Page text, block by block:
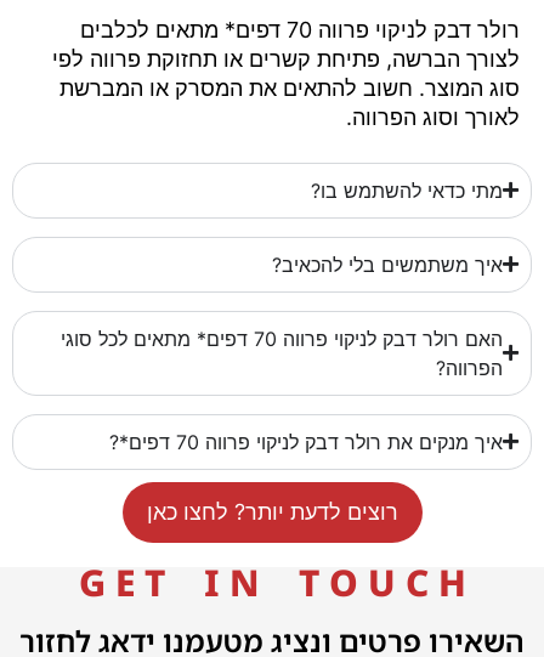
רולר דבק לניקוי פרווה 70 דפים* מתאים לכלבים
לצורך הברשה, פתיחת קשרים או תחזוקת פרווה לפי
סוג המוצר. חשוב להתאים את המסרק או המברשת
לאורך וסוג הפרווה.
מתי כדאי להשתמש בו?
איך משתמשים בלי להכאיב?
האם רולר דבק לניקוי פרווה 70 דפים* מתאים לכל סוגי
הפרווה?
איך מנקים את רולר דבק לניקוי פרווה 70 דפים*?
רוצים לדעת יותר? לחצו כאן
G E T I N T O U C H
השאירו פרטים ונציג מטעמנו ידאג לחזור